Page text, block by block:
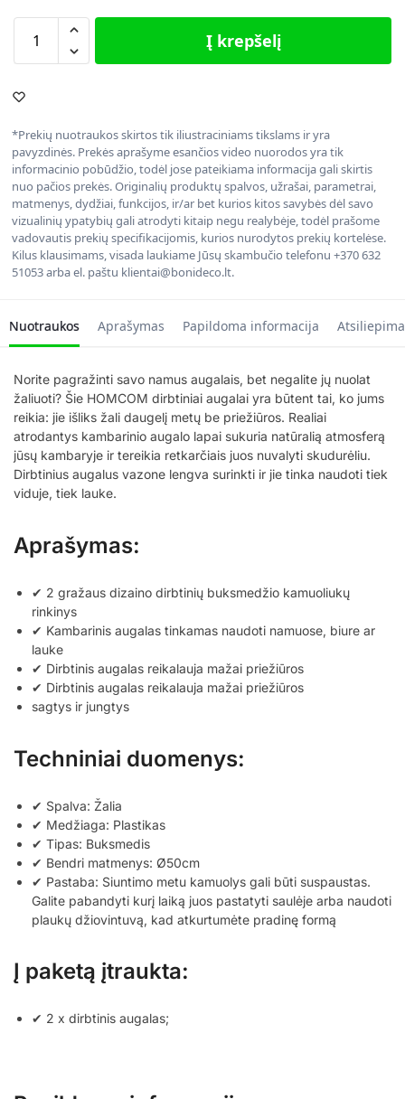
Į krepšelį
*Prekių nuotraukos skirtos tik iliustraciniams tikslams ir yra
pavyzdinės. Prekės aprašyme esančios video nuorodos yra tik
informacinio pobūdžio, todėl jose pateikiama informacija gali skirtis
nuo pačios prekės. Originalių produktų spalvos, užrašai, parametrai,
matmenys, dydžiai, funkcijos, ir/ar bet kurios kitos savybės dėl savo
vizualinių ypatybių gali atrodyti kitaip negu realybėje, todėl prašome
vadovautis prekių specifikacijomis, kurios nurodytos prekių kortelėse.
Kilus klausimams, visada laukiame Jūsų skambučio telefonu +370 632
51053 arba el. paštu klientai@bonideco.lt.
Nuotraukos Aprašymas Papildoma informacija
Norite pagražinti savo namus augalais, bet negalite jų nuolat
žaliuoti? Šie HOMCOM dirbtiniai augalai yra būtent tai, ko jums
reikia: jie išliks žali daugelį metų be priežiūros. Realiai
atrodantys kambarinio augalo lapai sukuria natūralią atmosferą
jūsų kambaryje ir tereikia retkarčiais juos nuvalyti skudurėliu.
Dirbtinius augalus vazone lengva surinkti ir jie tinka naudoti tiek
viduje, tiek lauke.
Aprašymas:
✔ 2 gražaus dizaino dirbtinių buksmedžio kamuoliukų
rinkinys
✔ Kambarinis augalas tinkamas naudoti namuose, biure ar
lauke
✔ Dirbtinis augalas reikalauja mažai priežiūros
✔ Dirbtinis augalas reikalauja mažai priežiūros
sagtys ir jungtys
Techniniai duomenys:
✔ Spalva: Žalia
✔ Medžiaga: Plastikas
✔ Tipas: Buksmedis
✔ Bendri matmenys: Ø50cm
✔ Pastaba: Siuntimo metu kamuolys gali būti suspaustas.
Galite pabandyti kurį laiką juos pastatyti saulėje arba naudoti
plaukų džiovintuvą, kad atkurtumėte pradinę formą
Į paketą įtraukta:
✔ 2 x dirbtinis augalas;